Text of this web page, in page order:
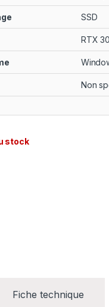
SSD
RTX
Non
stock
Fiche technique